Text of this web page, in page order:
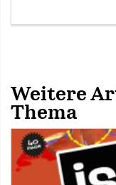
Weitere
Thema